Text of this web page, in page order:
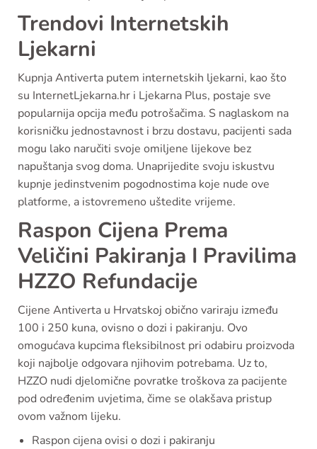
Trendovi Internetskih
Ljekarni
Kupnja Antiverta putem internetskih ljekarni, kao što
su InternetLjekarna.hr i Ljekarna Plus, postaje sve
popularnija opcija među potrošačima. S naglaskom na
korisničku jednostavnost i brzu dostavu, pacijenti sada
mogu lako naručiti svoje omiljene lijekove bez
napuštanja svog doma. Unaprijedite svoju iskustvu
kupnje jedinstvenim pogodnostima koje nude ove
platforme, a istovremeno uštedite vrijeme.
Raspon Cijena Prema
Veličini Pakiranja I Pravilima
HZZO Refundacije
Cijene Antiverta u Hrvatskoj obično variraju između
100 i 250 kuna, ovisno o dozi i pakiranju. Ovo
omogućava kupcima fleksibilnost pri odabiru proizvoda
koji najbolje odgovara njihovim potrebama. Uz to,
HZZO nudi djelomične povratke troškova za pacijente
pod određenim uvjetima, čime se olakšava pristup
ovom važnom lijeku.
Raspon cijena ovisi o dozi i pakiranju